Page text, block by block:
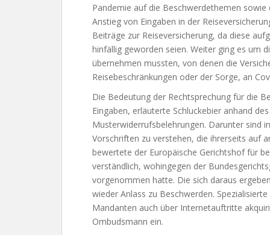
Pandemie auf die Beschwerdethemen
Anstieg von Eingaben in der
Beiträge zur Reiseversicherung, da diese
hinfällig geworden seien. Weiter ging es um
übernehmen mussten, von denen die
Reisebeschränkungen oder der Sorge, an
Die Bedeutung der Rechtsprechung für die
Eingaben, erläuterte Schluckebier anhand
Musterwiderrufsbelehrungen. Darunter sind
Vorschriften zu verstehen, die ihrerseits auf
bewertete der Europäische Gerichtshof für
verständlich, wohingegen der
vorgenommen hatte. Die sich daraus
wieder Anlass zu Beschwerden.
Mandanten auch über Internetauftritte
Ombudsmann ein.